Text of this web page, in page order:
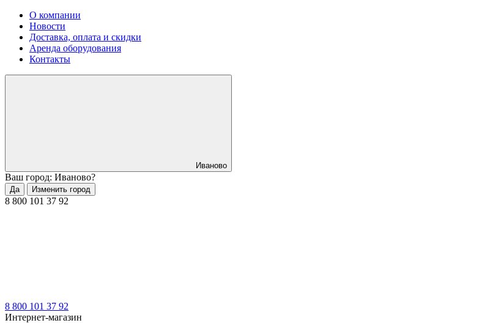
О компании
Новости
Доставка, оплата и скидки
Аренда оборудования
Контакты
Иваново
Ваш город: Иваново?
Да Изменить город
8 800 101 37 92
8 800 101 37 92
Интернет-магазин